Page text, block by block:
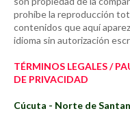
prohíbe la reproducción
contenidos que aquí
idioma sin autorización
TÉRMINOS LEGALES /
DE PRIVACIDAD
Cúcuta - Norte de